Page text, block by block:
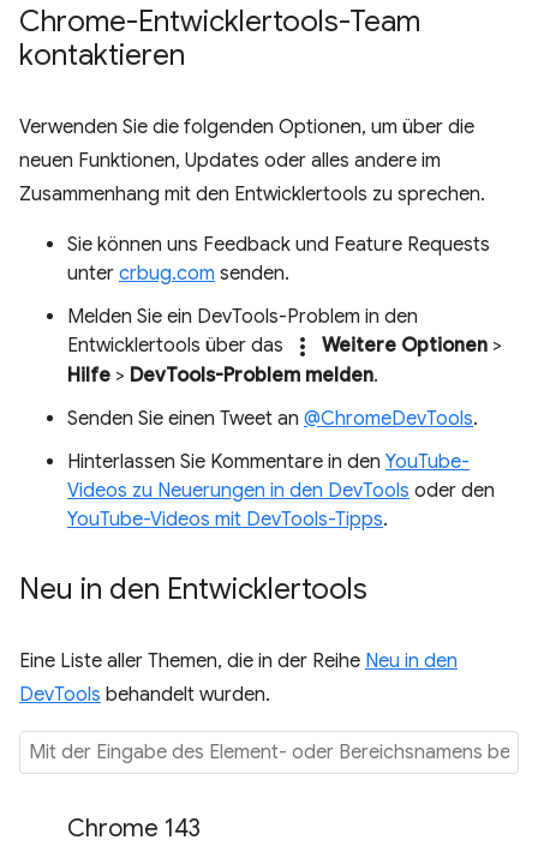
Chrome-Entwicklertools-Team
kontaktieren
Verwenden Sie die folgenden Optionen, um über die
neuen Funktionen, Updates oder alles andere im
Zusammenhang mit den Entwicklertools zu sprechen.
Sie können uns Feedback und Feature Requests
unter crbug.com senden.
Melden Sie ein DevTools-Problem in den
Entwicklertools über das
more_vert Weitere Optionen >
Hilfe > DevTools-Problem melden.
Senden Sie einen Tweet an @ChromeDevTools.
Hinterlassen Sie Kommentare in den YouTube-
Videos zu Neuerungen in den DevTools oder den
YouTube-Videos mit DevTools-Tipps.
Neu in den Entwicklertools
Eine Liste aller Themen, die in der Reihe Neu in den
DevTools behandelt wurden.
Chrome 143